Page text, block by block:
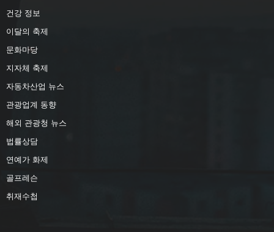
건강 정보
이달의 축제
문화마당
지자체 축제
자동차산업 뉴스
관광업계 동향
해외 관광청 뉴스
법률상담
연예가 화제
골프레슨
취재수첩